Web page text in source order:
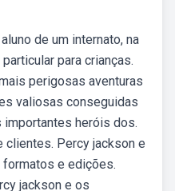
de um internato, na
para crianças.
perigosas aventuras
valiosas conseguidas
heróis dos.
clientes. Percy jackson e
e edições.
jackson e os